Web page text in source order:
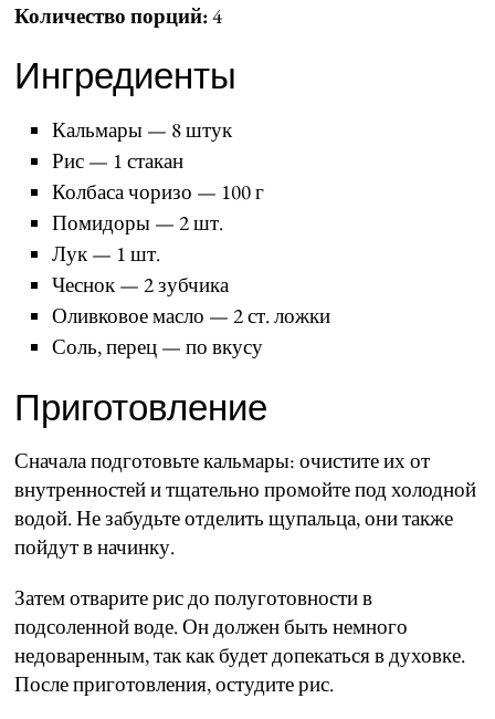
Количество порций:4
Ингредиенты
Кальмары — 8 штук
Рис — 1 стакан
Колбаса чоризо — 100 г
Помидоры — 2 шт.
Лук — 1 шт.
Чеснок — 2 зубчика
Оливковое масло — 2 ст. ложки
Соль, перец — по вкусу
Приготовление
Сначала подготовьте кальмары: очистите их от
внутренностей и тщательно промойте под холодной
водой. Не забудьте отделить щупальца, они также
пойдут в начинку.
Затем отварите рис до полуготовности в
подсоленной воде. Он должен быть немного
недоваренным, так как будет допекаться в духовке.
После приготовления, остудите рис.